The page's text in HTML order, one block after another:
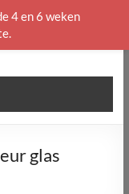
glas
4 en 6 weken